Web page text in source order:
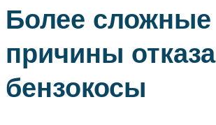
Более сложные
причины отказа
бензокосы